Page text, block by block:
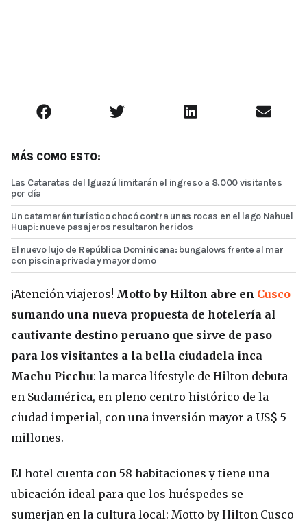
MÁS COMO ESTO:
Las Cataratas del Iguazú limitarán el ingreso a 8.000 visitantes
por día
Un catamarán turístico chocó contra unas rocas en el lago Nahuel
Huapi: nueve pasajeros resultaron heridos
El nuevo lujo de República Dominicana: bungalows frente al mar
con piscina privada y mayordomo
¡Atención viajeros! Motto by Hilton abre en Cusco
sumando una nueva propuesta de hotelería al
cautivante destino peruano que sirve de paso
para los visitantes a la bella ciudadela inca
Machu Picchu: la marca lifestyle de Hilton debuta
en Sudamérica, en pleno centro histórico de la
ciudad imperial, con una inversión mayor a US$ 5
millones.
El hotel cuenta con 58 habitaciones y tiene una
ubicación ideal para que los huéspedes se
sumerjan en la cultura local: Motto by Hilton Cusco